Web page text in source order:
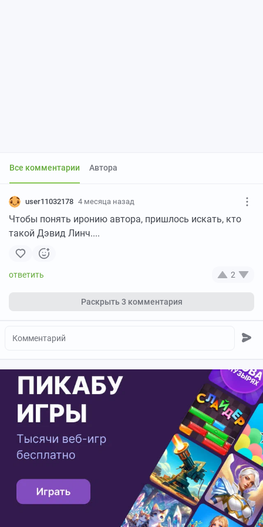
Все комментарии Автора
user11032178 4 месяца назад
Чтобы понять иронию автора, пришлось искать, кто
такой Дэвид Линч....
2
Раскрыть3 комментария